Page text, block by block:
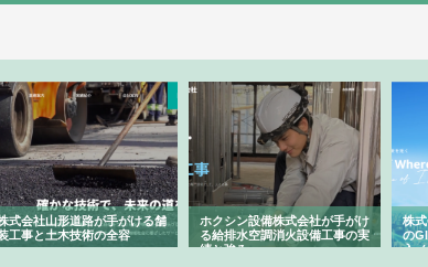
舗
ホクシン設備株式会社が手がけ
る給排水空調消火設備工事の実
績と強み
株式会社東京シー・エム・シー
のGISインフラ管理システム導
入メリット